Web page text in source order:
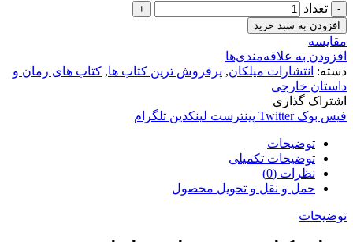
تعداد
افزودن به سبد خرید
مقایسه
افزودن به علاقه‌مندی‌ها
دسته: انتشارات میلکان, پرفروش ترین کتاب ها, کتاب های رمان و
داستان خارجی
اشتراک گذاری
فیس بوک Twitter پینترست لینکدین تلگرام
توضیحات
توضیحات تکمیلی
نظرات (0)
حمل و نقل و تحویل محصول
توضیحات